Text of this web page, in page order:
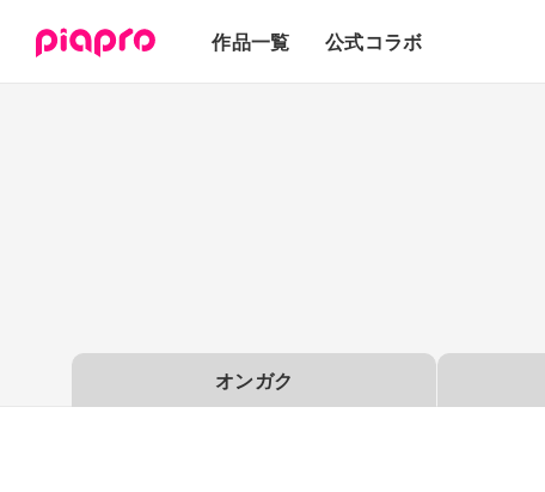
作品一覧
3Dモデル
公式コラボ
オンガク